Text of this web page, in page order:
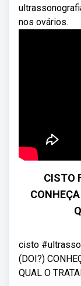
nos ovários.
CISTO
cisto
(DOI?)
QUAL O